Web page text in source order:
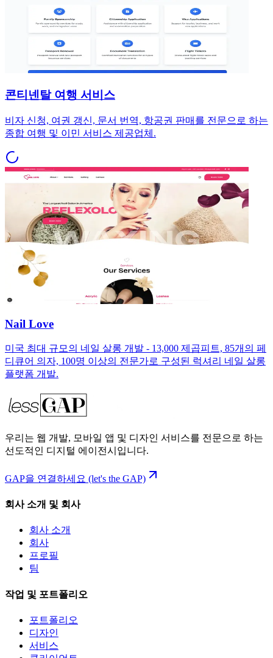
콘티넨탈 여행 서비스
비자 신청, 여권 갱신, 문서 번역, 항공권 판매를 전문으로 하는
종합 여행 및 이민 서비스 제공업체.
Nail Love
미국 최대 규모의 네일 살롱 개발 - 13,000 제곱피트, 85개의 페
디큐어 의자, 100명 이상의 전문가로 구성된 럭셔리 네일 살롱
플랫폼 개발.
우리는 웹 개발, 모바일 앱 및 디자인 서비스를 전문으로 하는
선도적인 디지털 에이전시입니다.
GAP을 연결하세요 (let's the GAP)
회사 소개 및 회사
회사 소개
회사
프로필
팀
작업 및 포트폴리오
포트폴리오
디자인
서비스